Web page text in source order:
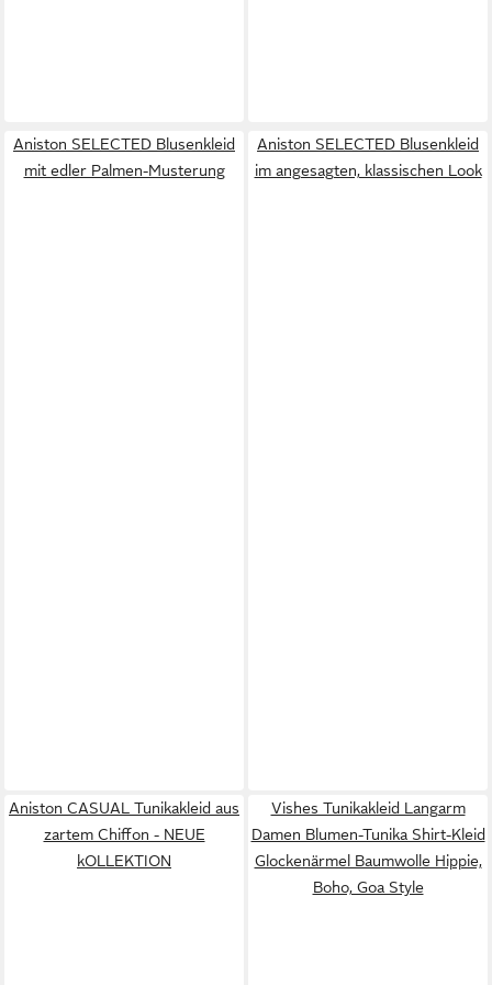
Aniston SELECTED Blusenkleid
mit edler Palmen-Musterung
Aniston SELECTED Blusenkleid
im angesagten, klassischen Look
Aniston CASUAL Tunikakleid aus
zartem Chiffon - NEUE
kOLLEKTION
Vishes Tunikakleid Langarm
Damen Blumen-Tunika Shirt-Kleid
Glockenärmel Baumwolle Hippie,
Boho, Goa Style